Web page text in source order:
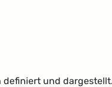
und